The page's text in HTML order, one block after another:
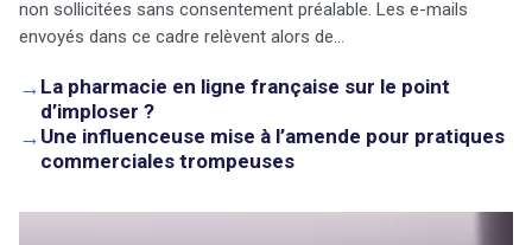
non sollicitées sans consentement préalable. Les e-mails
envoyés dans ce cadre relèvent alors de…
→ La pharmacie en ligne française sur le point
d’imploser ?
→ Une influenceuse mise à l’amende pour pratiques
commerciales trompeuses